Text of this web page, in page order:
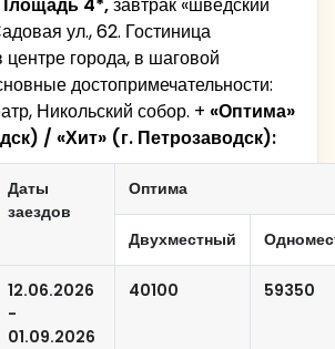
ул., 62. Гостиница
города, в шаговой
достопримечательности:
Никольский собор. + «Оптима»
/ «Хит» (г. Петрозаводск):
Даты
заездов
Оптима
Двухместный
12.06.2026
-
01.09.2026
40100 59350